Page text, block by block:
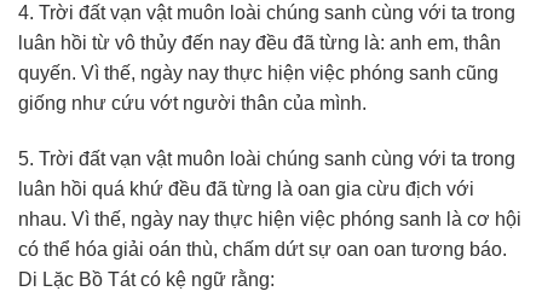
4. Trời đất vạn vật muôn loài chúng sanh cùng với ta trong
luân hồi từ vô thủy đến nay đều đã từng là: anh em, thân
quyến. Vì thế, ngày nay thực hiện việc phóng sanh cũng
giống như cứu vớt người thân của mình.
5. Trời đất vạn vật muôn loài chúng sanh cùng với ta trong
luân hồi quá khứ đều đã từng là oan gia cừu địch với
nhau. Vì thế, ngày nay thực hiện việc phóng sanh là cơ hội
có thể hóa giải oán thù, chấm dứt sự oan oan tương báo.
Di Lặc Bồ Tát có kệ ngữ rằng: